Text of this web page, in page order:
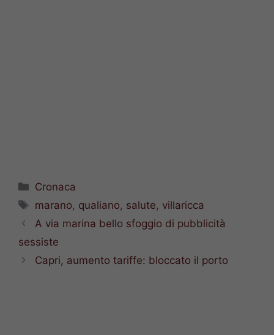
Categorie
Cronaca
Tag
marano, qualiano, salute, villaricca
A via marina bello sfoggio di pubblicità
sessiste
Capri, aumento tariffe: bloccato il porto